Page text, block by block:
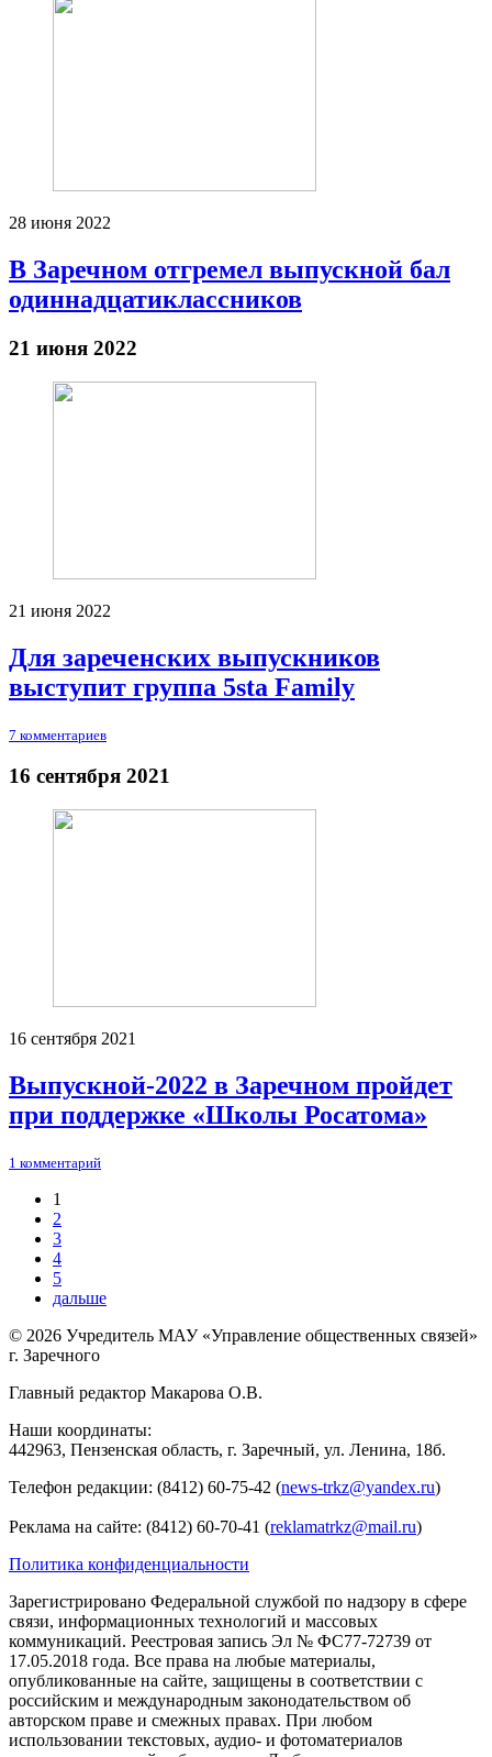
28 июня 2022
В Заречном отгремел выпускной бал
одиннадцатиклассников
21 июня 2022
21 июня 2022
Для зареченских выпускников
выступит группа 5sta Family
7 комментариев
16 сентября 2021
16 сентября 2021
Выпускной-2022 в Заречном пройдет
при поддержке «Школы Росатома»
1 комментарий
Нумерация
страниц
1
2
3
4
5
дальше
© 2026 Учредитель МАУ «Управление общественных связей»
г. Заречного
Главный редактор Макарова О.В.
Наши координаты:
442963, Пензенская область, г. Заречный, ул. Ленина, 18б.
Телефон редакции: (8412) 60-75-42 (news-trkz@yandex.ru)
Реклама на сайте: (8412) 60-70-41 (reklamatrkz@mail.ru)
Политика конфиденциальности
Зарегистрировано Федеральной службой по надзору в сфере
связи, информационных технологий и массовых
коммуникаций. Реестровая запись Эл № ФС77-72739 от
17.05.2018 года. Все права на любые материалы,
опубликованные на сайте, защищены в соответствии с
российским и международным законодательством об
авторском праве и смежных правах. При любом
использовании текстовых, аудио- и фотоматериалов